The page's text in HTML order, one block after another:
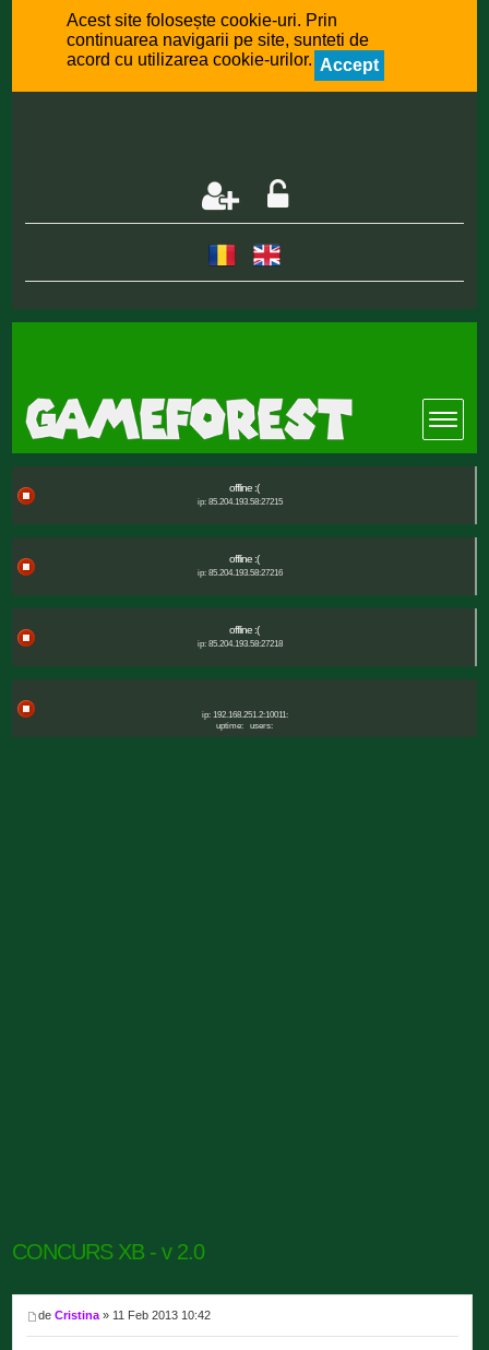
Acest site folosește cookie-uri. Prin
continuarea navigarii pe site, sunteti de
acord cu utilizarea cookie-urilor. Accept
offline :(
ip: 85.204.193.58:27215
offline :(
ip: 85.204.193.58:27216
offline :(
ip: 85.204.193.58:27218
ip: 192.168.251.2:10011:
uptime:
users:
CONCURS XB - v 2.0
deCristina » 11 Feb 2013 10:42